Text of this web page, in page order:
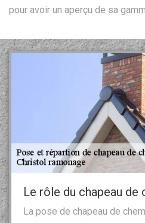
pour avoir un aperçu de sa
Le rôle du chapeau de
La pose de chapeau de